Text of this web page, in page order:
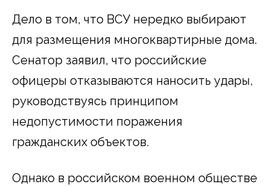
Дело в том, что ВСУ нередко выбирают
для размещения многоквартирные дома.
Сенатор заявил, что российские
офицеры отказываются наносить удары,
руководствуясь принципом
недопустимости поражения
гражданских объектов.
Однако в российском военном обществе